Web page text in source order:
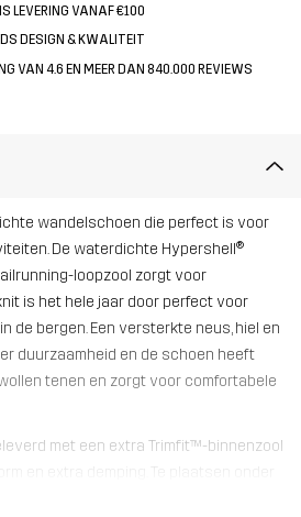
LEVERING VANAF €100
DESIGN & KWALITEIT
VAN 4.6 EN MEER DAN 840.000 REVIEWS
wandelschoen die perfect is voor
De waterdichte Hypershell®
loopzool zorgt voor
is het hele jaar door perfect voor
de bergen. Een versterkte neus, hiel en
duurzaamheid en de schoen heeft
tenen en zorgt voor comfortabele
met een extra Trimfit™-binnenzool
en extra demping. Te plaatsen onder